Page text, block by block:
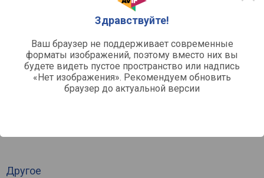
Здравствуйте!
Ваш браузер не поддерживает современные
форматы изображений, поэтому вместо них вы
будете видеть пустое пространство или надпись
«Нет изображения». Рекомендуем обновить
браузер до актуальной версии
Средняя цена
Март '26 Май '26 Июль '26
0
10k
Другое